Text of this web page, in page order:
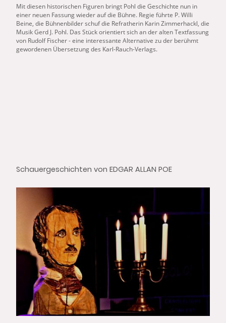
Mit diesen historischen Figuren bringt Pohl die Geschichte nun in
einer neuen Fassung wieder auf die Bühne. Regie führte P. Willi
Beine, die Bühnenbilder schuf die Refratherin Karin Zimmerhackl, die
Musik Gerd J. Pohl. Das Stück orientiert sich anderalten Textfassung
von Rudolf Fischer - eine interessante Alternative zuder berühmt
gewordenen Übersetzung des Karl-Rauch-Verlags.
Schauergeschichten von EDGAR ALLAN POE